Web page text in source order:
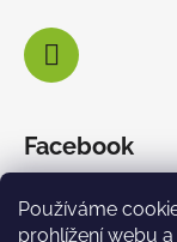
Používáme
prohlížení webu
Facebook